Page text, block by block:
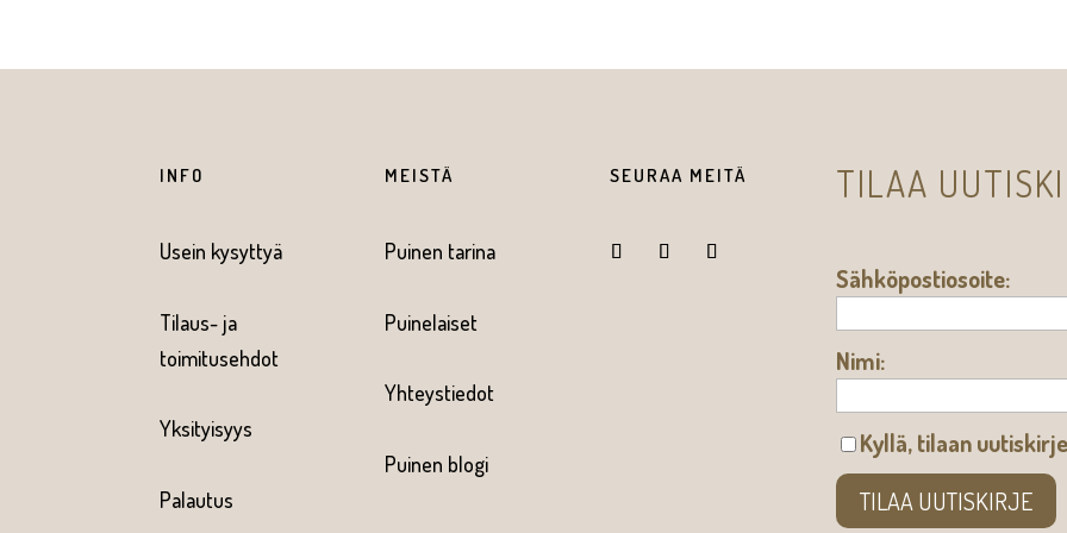
INFO
Usein kysyttyä
Tilaus- ja
toimitusehdot
Yksityisyys
Palautus
MEISTÄ
Puinen tarina
Puinelaiset
Yhteystiedot
Puinen blogi
SEURAA MEITÄ TILAA
Sähköpostiosoite:
Nimi:
Kyllä, tilaan